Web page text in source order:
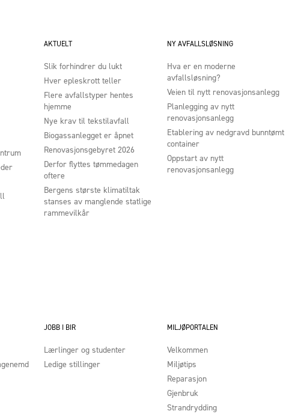
AKTUELT
Slik forhindrer du lukt
Hver epleskrott teller
Flere avfallstyper hentes
hjemme
Nye krav til tekstilavfall
Biogassanlegget er åpnet
Renovasjonsgebyret 2026
Derfor flyttes tømmedagen
oftere
Bergens største klimatiltak
stanses av manglende statlige
rammevilkår
NY AVFALLSLØSNING
Hva er en moderne
avfallsløsning?
Veien til nytt renovasjonsanlegg
Planlegging av nytt
renovasjonsanlegg
Etablering av nedgravd bunntømt
container
Oppstart av nytt
renovasjonsanlegg
JOBB I BIR
Lærlinger og studenter
Ledige stillinger
MILJØPORTALEN
Velkommen
Miljøtips
Reparasjon
Gjenbruk
Strandrydding